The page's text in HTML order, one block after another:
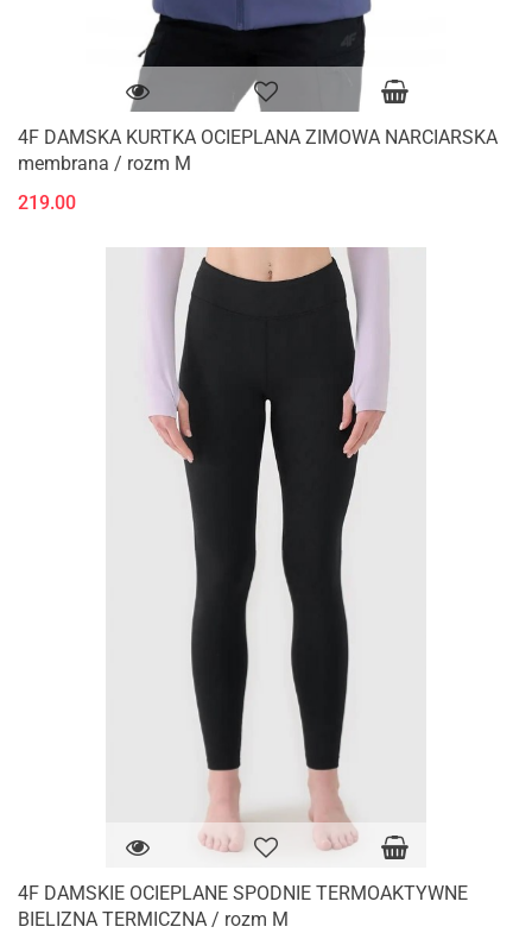
4F DAMSKA KURTKA OCIEPLANA ZIMOWA NARCIARSKA
membrana / rozm M
219.00
4F DAMSKIE OCIEPLANE SPODNIE TERMOAKTYWNE
BIELIZNA TERMICZNA / rozm M